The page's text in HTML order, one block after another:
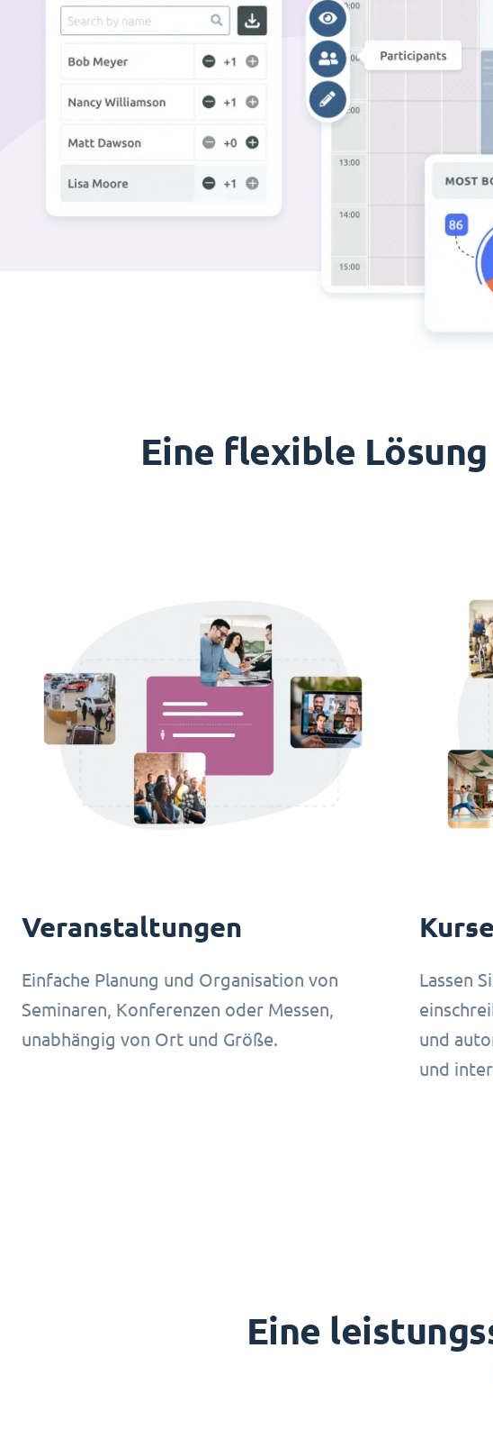
Eine flexible
Veranstaltungen
Einfache Planung und Organisation von
Seminaren, Konferenzen oder Messen,
unabhängig von Ort und Größe.
Kurse
Lassen
und
und
Eine